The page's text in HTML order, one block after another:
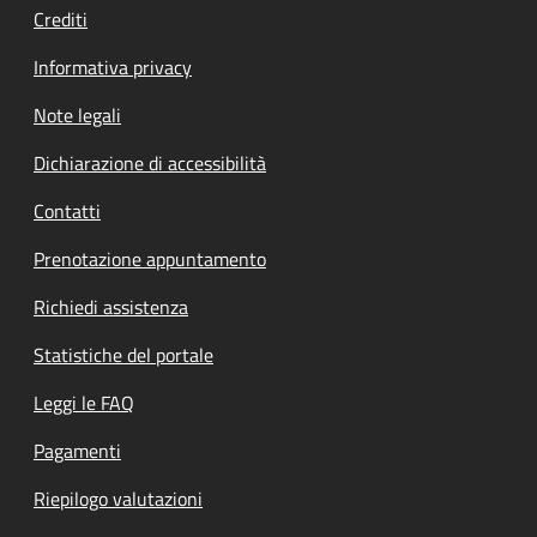
Crediti
Informativa privacy
Note legali
Dichiarazione di accessibilità
Contatti
Prenotazione appuntamento
Richiedi assistenza
Statistiche del portale
Leggi le FAQ
Pagamenti
Riepilogo valutazioni